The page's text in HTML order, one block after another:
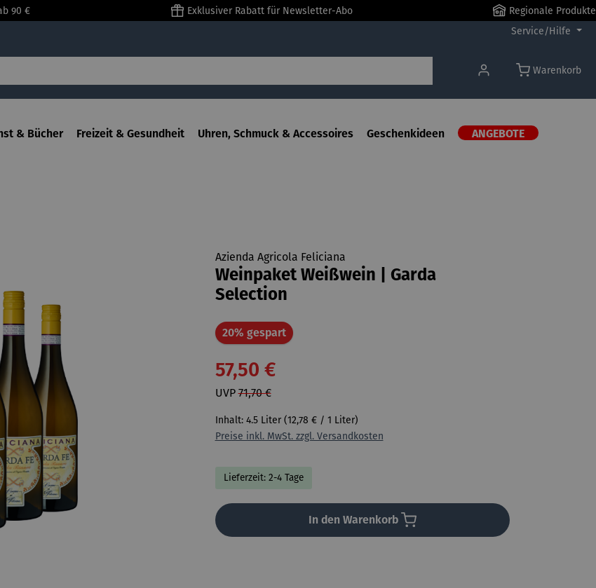
90 € Exklusiver Rabatt für Newsletter-Abo
Regionale Produkte
Service/Hilfe
Warenkorb
& Bücher Freizeit & Gesundheit Uhren, Schmuck & Accessoires Geschenkideen ANGEBOTE
Azienda Agricola Feliciana
Weinpaket Weißwein | Garda
Selection
20% gespartRabatt
57,50 €
UVP71,70 €
Inhalt: 4.5 Liter (12,78 € / 1 Liter)
Preise inkl. MwSt. zzgl. Versandkosten
Lieferzeit: 2-4 Tage
In den Warenkorb